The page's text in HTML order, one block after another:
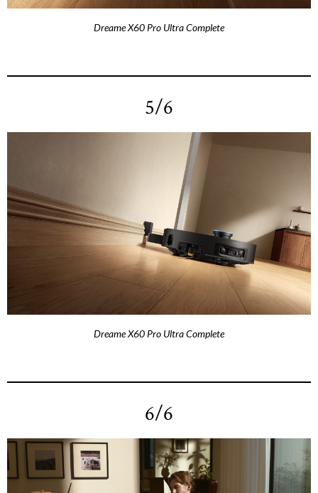
Dreame X60 Pro Ultra Complete
5/6
Dreame X60 Pro Ultra Complete
6/6